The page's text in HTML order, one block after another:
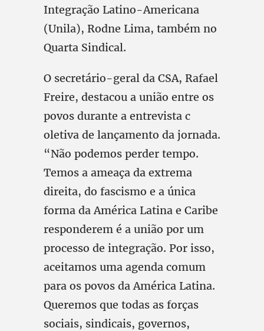
Integração Latino-Americana
(Unila), Rodne Lima, também no
Quarta Sindical.
O secretário-geral da CSA, Rafael
Freire, destacou a união entre os
povos durante a entrevista c
oletiva de lançamento da jornada.
“Não podemos perder tempo.
Temos a ameaça da extrema
direita, do fascismo e a única
forma da América Latina e Caribe
responderem é a união por um
processo de integração. Por isso,
aceitamos uma agenda comum
para os povos da América Latina.
Queremos que todas as forças
sociais, sindicais, governos,